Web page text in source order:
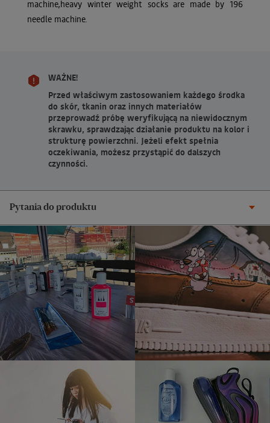
machine,heavy winter weight socks are made by 196
needle machine.
WAŻNE!
Przed właściwym zastosowaniem każdego środka
do skór, tkanin oraz innych materiałów
przeprowadź próbę weryfikującą na niewidocznym
skrawku, sprawdzając działanie produktu na kolor i
strukturę powierzchni. Jeżeli efekt spełnia
oczekiwania, możesz przystąpić do dalszych
czynności.
Pytania do produktu